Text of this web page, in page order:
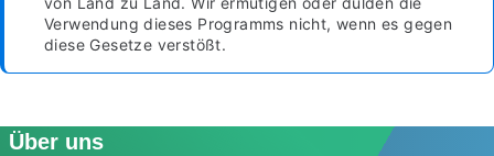
Verwendung dieses Programms nicht, wenn es gegen
diese Gesetze verstößt.
Über uns